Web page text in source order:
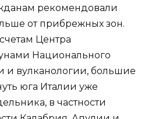
рекомендовали
от прибрежных зон.
Центра
Национального
и вулканологии, большие
юга Италии уже
в частности